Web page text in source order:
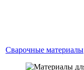
Сварочные материалы